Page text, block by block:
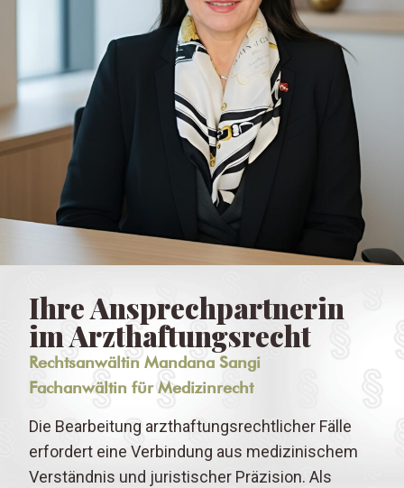
Ihre Ansprechpartnerin
im Arzthaftungsrecht
Rechtsanwältin Mandana Sangi
Fachanwältin für Medizinrecht
Die Bearbeitung arzthaftungsrechtlicher Fälle
erfordert eine Verbindung aus medizinischem
Verständnis und juristischer Präzision. Als